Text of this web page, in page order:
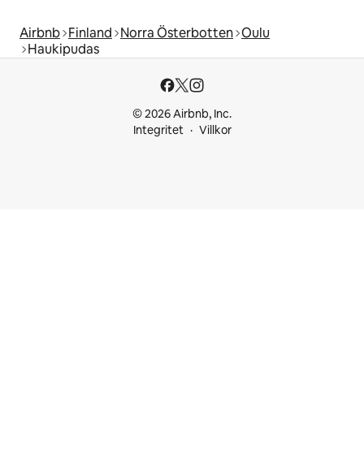
Airbnb Finland Norra Österbotten Oulu
Haukipudas
© 2026 Airbnb, Inc.
Integritet
Villkor